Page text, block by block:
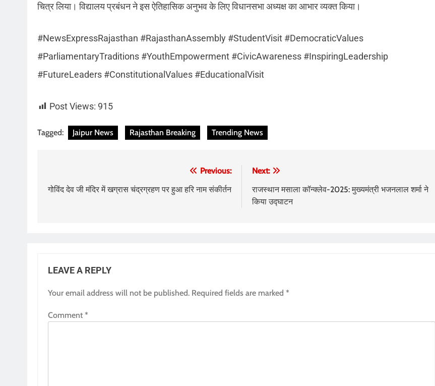
चित्र लिया। विद्यालय प्रबंधन ने इस ऐतिहासिक अनुभव के लिए विधानसभा अध्यक्ष का आभार व्यक्त किया।
#NewsExpressRajasthan #RajasthanAssembly #StudentVisit #DemocraticValues
#ParliamentaryTraditions #YouthEmpowerment #CivicAwareness #InspiringLeadership
#FutureLeaders #ConstitutionalValues #EducationalVisit
Post Views: 915
Tagged: Jaipur News Rajasthan Breaking Trending News
navigation
Previous:
गोविंद देव जी मंदिर में खग्रास चंद्रग्रहण पर हुआ हरि नाम संकीर्तन
Next:
राजस्थान मसाला कॉन्क्लेव-2025: मुख्यमंत्री भजनलाल शर्मा ने
किया उद्घाटन
LEAVE A REPLY
Your email address will not be published. Required fields are marked *
Comment *